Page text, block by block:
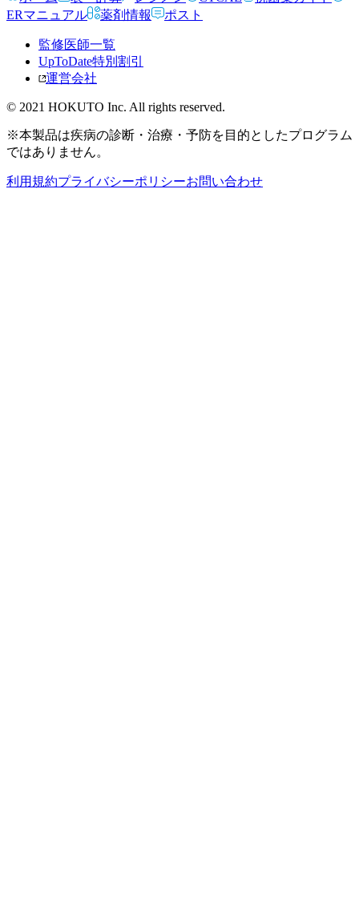
ERマニュアル
薬剤情報 ポスト
監修医師一覧
UpToDate特別割引
運営会社
© 2021 HOKUTO Inc. All rights reserved.
※本製品は疾病の診断・治療・予防を目的としたプログラム
ではありません。
利用規約プライバシーポリシーお問い合わせ